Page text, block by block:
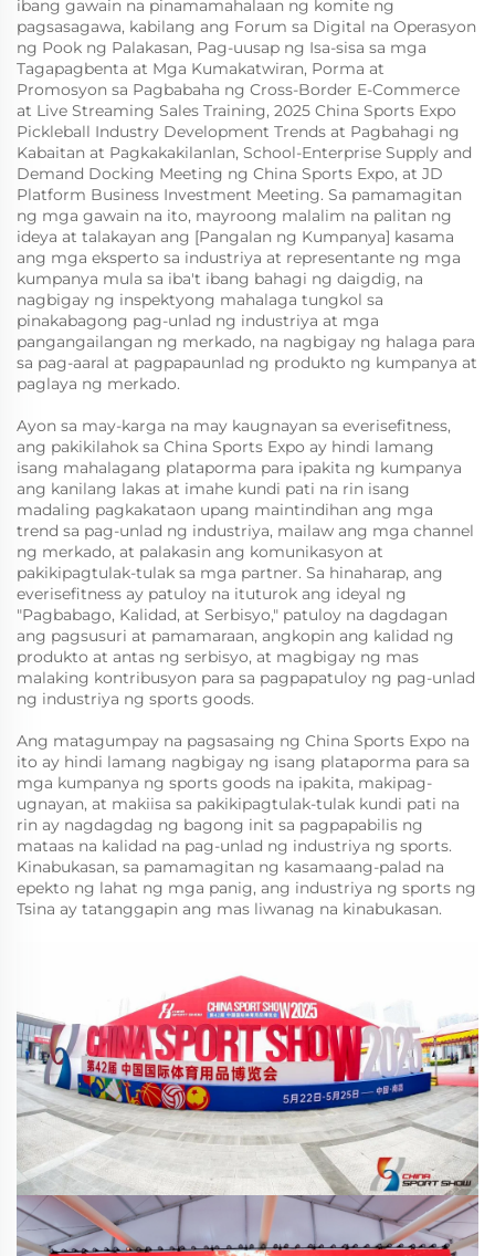
ibang gawain na pinamamahalaan ng komite ng
pagsasagawa, kabilang ang Forum sa Digital na Operasyon
ng Pook ng Palakasan, Pag-uusap ng Isa-sisa sa mga
Tagapagbenta at Mga Kumakatwiran, Porma at
Promosyon sa Pagbabaha ng Cross-Border E-Commerce
at Live Streaming Sales Training, 2025 China Sports Expo
Pickleball Industry Development Trends at Pagbahagi ng
Kabaitan at Pagkakakilanlan, School-Enterprise Supply and
Demand Docking Meeting ng China Sports Expo, at JD
Platform Business Investment Meeting. Sa pamamagitan
ng mga gawain na ito, mayroong malalim na palitan ng
ideya at talakayan ang [Pangalan ng Kumpanya] kasama
ang mga eksperto sa industriya at representante ng mga
kumpanya mula sa iba't ibang bahagi ng daigdig, na
nagbigay ng inspektyong mahalaga tungkol sa
pinakabagong pag-unlad ng industriya at mga
pangangailangan ng merkado, na nagbigay ng halaga para
sa pag-aaral at pagpapaunlad ng produkto ng kumpanya at
paglaya ng merkado.
Ayon sa may-karga na may kaugnayan sa everisefitness,
ang pakikilahok sa China Sports Expo ay hindi lamang
isang mahalagang plataporma para ipakita ng kumpanya
ang kanilang lakas at imahe kundi pati na rin isang
madaling pagkakataon upang maintindihan ang mga
trend sa pag-unlad ng industriya, mailaw ang mga channel
ng merkado, at palakasin ang komunikasyon at
pakikipagtulak-tulak sa mga partner. Sa hinaharap, ang
everisefitness ay patuloy na ituturok ang ideyal ng
"Pagbabago, Kalidad, at Serbisyo," patuloy na dagdagan
ang pagsusuri at pamamaraan, angkopin ang kalidad ng
produkto at antas ng serbisyo, at magbigay ng mas
malaking kontribusyon para sa pagpapatuloy ng pag-unlad
ng industriya ng sports goods.
Ang matagumpay na pagsasaing ng China Sports Expo na
ito ay hindi lamang nagbigay ng isang plataporma para sa
mga kumpanya ng sports goods na ipakita, makipag-
ugnayan, at makiisa sa pakikipagtulak-tulak kundi pati na
rin ay nagdagdag ng bagong init sa pagpapabilis ng
mataas na kalidad na pag-unlad ng industriya ng sports.
Kinabukasan, sa pamamagitan ng kasamaang-palad na
epekto ng lahat ng mga panig, ang industriya ng sports ng
Tsina ay tatanggapin ang mas liwanag na kinabukasan.